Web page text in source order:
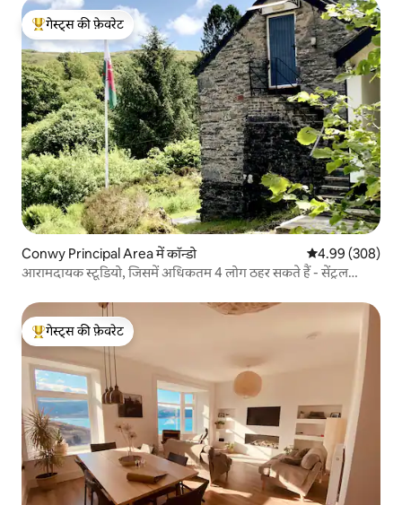
गेस्ट्स का टॉप फ़ेवरेट
गेस्ट्स की फ़ेवरेट
Conwy Principal Area में कॉन्डो औसत रेटिंग 5 में से
4.99 (308)
आरामदायक स्टूडियो, जिसमें अधिकतम 4 लोग ठहर सकते हैं - सेंट्रल
गेस्ट्स का टॉप फ़ेवरेट
गेस्ट्स की फ़ेवरेट